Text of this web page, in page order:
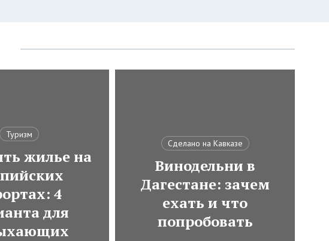
Туризм
жилье на
4
для
Сделано на Кавказе
Винодельни в
Дагестане: зачем
ехать и что
попробовать